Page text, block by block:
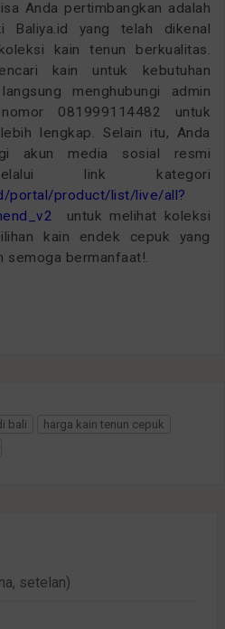
Anda pertimbangkan adalah
Baliya.id yang telah dikenal
kain tenun berkualitas.
kain untuk kebutuhan
menghubungi admin
081999114482 untuk
lengkap. Selain itu, Anda
akun media sosial resmi
link kategori
portal/product/list/live/all?
untuk melihat koleksi
kain endek cepuk yang
semoga bermanfaat!.
bali
harga kain tenun cepuk
setelan)